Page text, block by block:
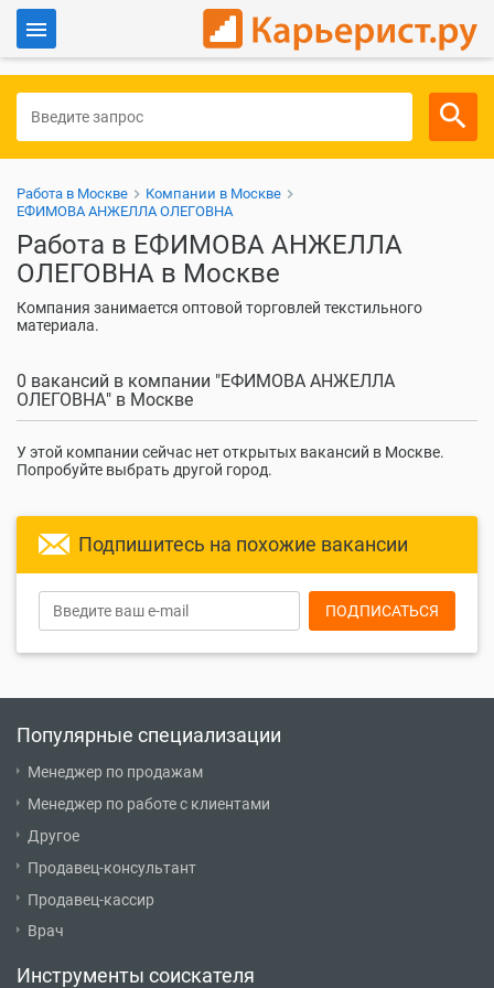
Для работодателей
Работа в Москве
Компании в Москве
ЕФИМОВА АНЖЕЛЛА ОЛЕГОВНА
Работа в ЕФИМОВА АНЖЕЛЛА
ОЛЕГОВНА в Москве
Компания занимается оптовой торговлей текстильного
материала.
0 вакансий в компании "ЕФИМОВА АНЖЕЛЛА
ОЛЕГОВНА" в Москве
У этой компании сейчас нет открытых вакансий в Москве.
Попробуйте выбрать другой город.
Подпишитесь на похожие вакансии
ПОДПИСАТЬСЯ
Популярные специализации
Менеджер по продажам
Менеджер по работе с клиентами
Другое
Продавец-консультант
Продавец-кассир
Врач
Инструменты соискателя